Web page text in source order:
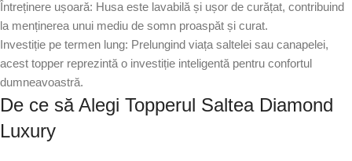
Întreținere ușoară: Husa este lavabilă și ușor de curățat, contribuind
la menținerea unui mediu de somn proaspăt și curat.
Investiție pe termen lung: Prelungind viața saltelei sau canapelei,
acest topper reprezintă o investiție inteligentă pentru confortul
dumneavoastră.
De ce să Alegi Topperul Saltea Diamond
Luxury